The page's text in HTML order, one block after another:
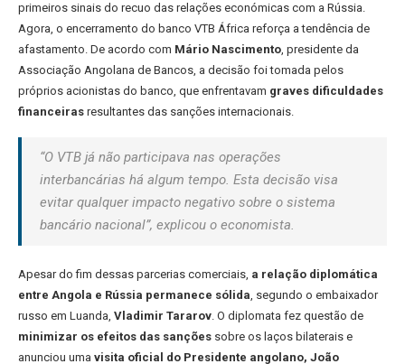
primeiros sinais do recuo das relações económicas com a Rússia.
Agora, o encerramento do banco VTB África reforça a tendência de
afastamento. De acordo com Mário Nascimento, presidente da
Associação Angolana de Bancos, a decisão foi tomada pelos
próprios acionistas do banco, que enfrentavam graves dificuldades
financeiras resultantes das sanções internacionais.
“O VTB já não participava nas operações
interbancárias há algum tempo. Esta decisão visa
evitar qualquer impacto negativo sobre o sistema
bancário nacional”, explicou o economista.
Apesar do fim dessas parcerias comerciais, a relação diplomática
entre Angola e Rússia permanece sólida, segundo o embaixador
russo em Luanda, Vladimir Tararov. O diplomata fez questão de
minimizar os efeitos das sanções sobre os laços bilaterais e
anunciou uma visita oficial do Presidente angolano, João